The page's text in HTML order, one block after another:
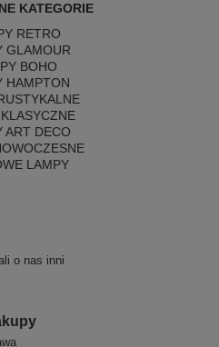
KATEGORIE
RETRO
GLAMOUR
BOHO
HAMPTON
ART DECO
LAMPY
o nas inni